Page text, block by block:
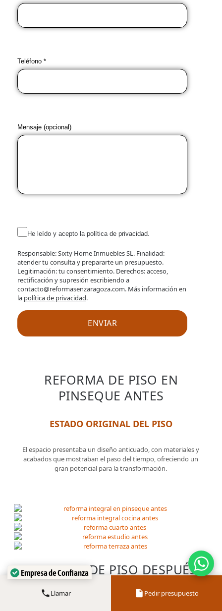
Teléfono *
Mensaje (opcional)
He leído y acepto la política de privacidad.
Responsable: Sixty Home Inmuebles SL. Finalidad:
atender tu consulta y prepararte un presupuesto.
Legitimación: tu consentimiento. Derechos: acceso,
rectificación y supresión escribiendo a
contacto@reformasenzaragoza.com. Más información en
la política de privacidad.
REFORMA DE PISO EN
PINSEQUE ANTES
ESTADO ORIGINAL DEL PISO
El espacio presentaba un diseño anticuado, con materiales y
acabados que mostraban el paso del tiempo, ofreciendo un
gran potencial para la transformación.
REFORMA DE PISO DESPUÉS
RESULTADO FINAL DE LA REFORMA EN
Llamar Pedir presupuesto
Verificado por:Trustindex